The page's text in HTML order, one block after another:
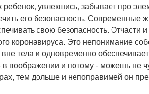
увлекшись, забывает про
его безопасность. Современные
свою безопасность.
коронавируса. Это непонимание
тела и одновременно
воображении и потому - можешь не
тем дольше и непоправимей он